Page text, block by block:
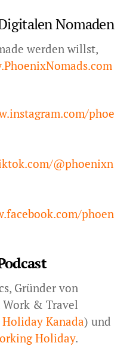
Nomaden
werden willst,
phoe
@phoenixn
phoen
Gründer von
& Travel
Kanada) und
Holiday.